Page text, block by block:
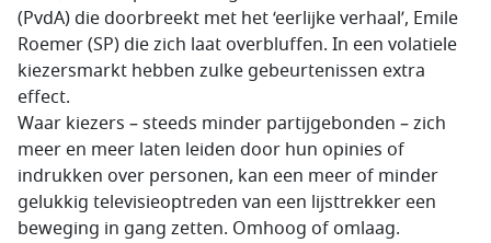
(PvdA) die doorbreekt met het ‘eerlijke verhaal’, Emile
Roemer (SP) die zich laat overbluffen. In een volatiele
kiezersmarkt hebben zulke gebeurtenissen extra
effect.
Waar kiezers – steeds minder partijgebonden – zich
meer en meer laten leiden door hun opinies of
indrukken over personen, kan een meer of minder
gelukkig televisieoptreden van een lijsttrekker een
beweging in gang zetten. Omhoog of omlaag.